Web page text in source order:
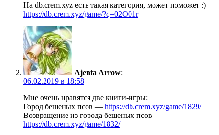
На db.crem.xyz есть такая категория, может поможет :)
https://db.crem.xyz/game/?q=02O01r
Ajenta Arrow:
06.02.2019 в 18:58
Мне очень нравятся две книги-игры:
Город бешеных псов — https://db.crem.xyz/game/1829/
Возвращение из города бешеных псов —
https://db.crem.xyz/game/1832/